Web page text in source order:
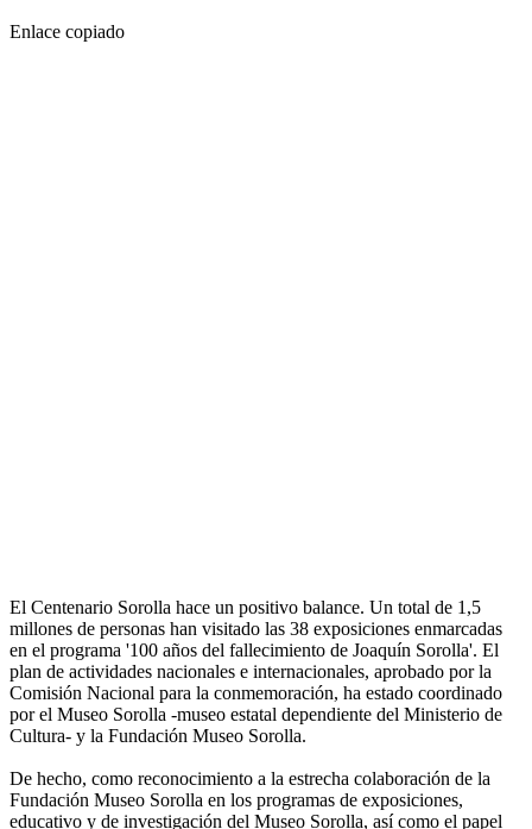
Enlace copiado
El Centenario Sorolla hace un positivo balance. Un total de 1,5
millones de personas han visitado las 38 exposiciones enmarcadas
en el programa '100 años del fallecimiento de Joaquín Sorolla'. El
plan de actividades nacionales e internacionales, aprobado por la
Comisión Nacional para la conmemoración, ha estado coordinado
por el Museo Sorolla -museo estatal dependiente del Ministerio de
Cultura- y la Fundación Museo Sorolla.
De hecho, como reconocimiento a la estrecha colaboración de la
Fundación Museo Sorolla en los programas de exposiciones,
educativo y de investigación del Museo Sorolla, así como el papel